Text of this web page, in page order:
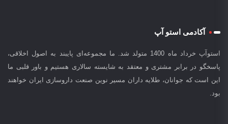
آکادمی استو آپ
استوآپ خرداد ماه 1400 متولد شد. ما مجموعه‌ای پایبند به اصول اخلاقی،
پاسخگو در برابر مشتری و معتقد به شایسته سالاری هستیم و باور قلبی ما
این است که جوانان، طلایه داران مسیر نوین صنعت داروسازی ایران خواهند
بود.